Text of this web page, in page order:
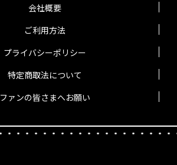
会社概要
ご利用方法
プライバシーポリシー
特定商取法について
ファンの皆さまへお願い